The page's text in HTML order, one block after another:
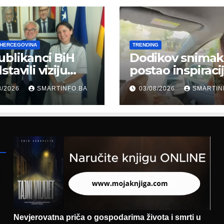
BiH
viziju
Bosne i
2026 SMARTINFO.BA
TRENDING
Dodikov snimak
postao
šale: Građani
parodiju poslali
poruku
03/08/2026
Nevjerovatna priča o gospodarima života i smrti u